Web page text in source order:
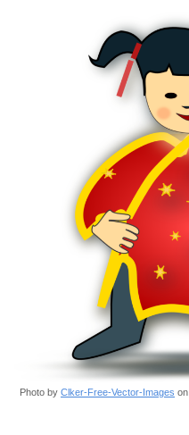
Photo by Clker-Free-Vector-Images on